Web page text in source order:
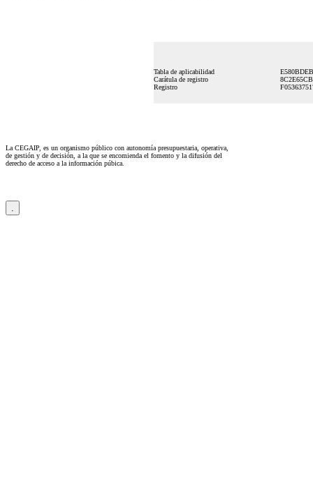
Tabla de aplicabilidad
Carátula de registro
Registro
La CEGAIP, es un organismo público con autonomía presupuestaria, operativa,
de gestión y de decisión, a la que se encomienda el fomento y la difusión del
derecho de acceso a la información púbica.